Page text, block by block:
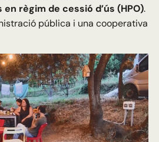
règim de cessió d’ús (HPO).
pública i una cooperativa